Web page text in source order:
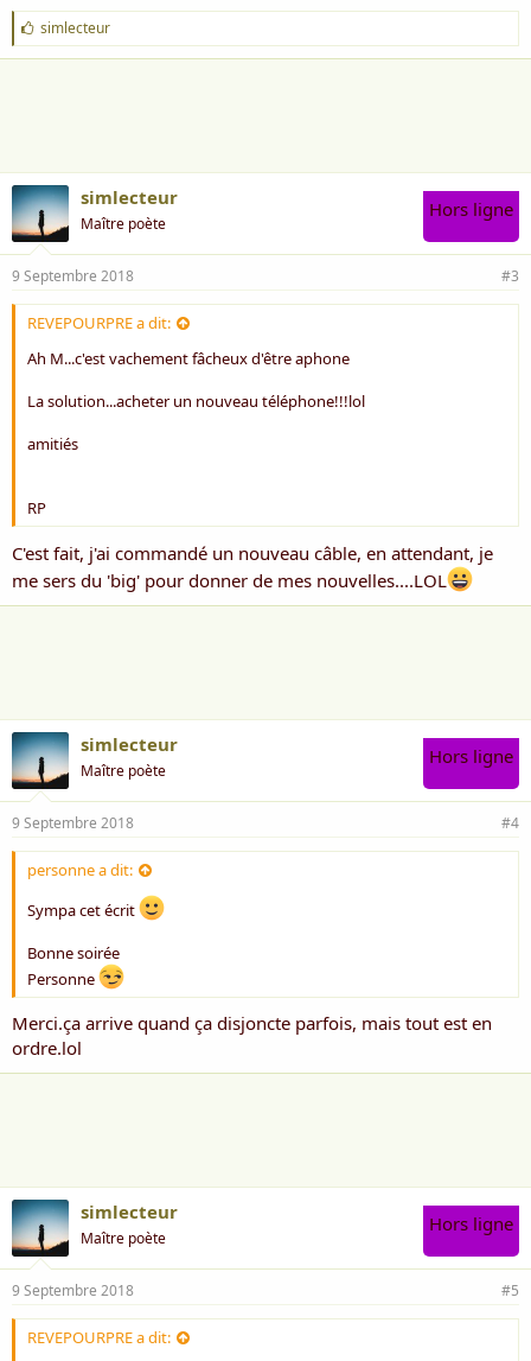
J
'
a
simlecteur
simlecteur
Maître poète
Hors ligne
9 Septembre 2018 #3
REVEPOURPRE a dit:
Ah M...c'est vachement fâcheux d'être aphone
La solution...acheter un nouveau téléphone!!!lol
amitiés
RP
C'est fait, j'ai commandé un nouveau câble, en attendant, je
me sers du 'big' pour donner de mes nouvelles....LOL
simlecteur
Maître poète
Hors ligne
9 Septembre 2018 #4
personne a dit:
Sympa cet écrit
Bonne soirée
Personne
Merci.ça arrive quand ça disjoncte parfois, mais tout est en
ordre.lol
simlecteur
Maître poète
Hors ligne
9 Septembre 2018 #5
REVEPOURPRE a dit: